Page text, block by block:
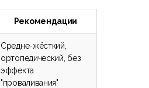
Рекомендации
Средне-жёсткий,
ортопедический, без
эффекта
"проваливания"